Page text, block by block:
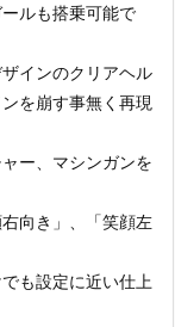
ルも搭乗可能で
インのクリアヘル
を崩す事無く再現
ー、マシンガンを
向き」、「笑顔左
も設定に近い仕上